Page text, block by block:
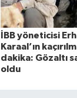
İBB yöneticisi
Karaal’ın
dakika: Gözaltı
oldu